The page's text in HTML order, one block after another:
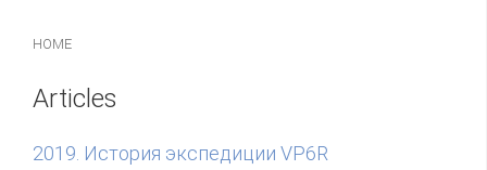
HOME
Articles
2019. История экспедиции VP6R